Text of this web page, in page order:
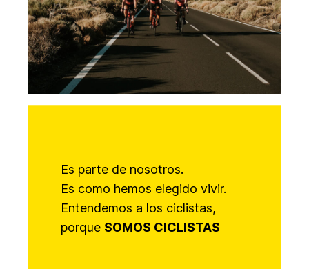
Es parte de nosotros.
Es como hemos elegido vivir.
Entendemos a los ciclistas,
porque SOMOS CICLISTAS